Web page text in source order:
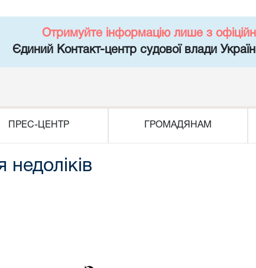
Отримуйте інформацію лише з
Єдиний Контакт-центр судової влади
ПРЕС-ЦЕНТР ГРОМАДЯНАМ